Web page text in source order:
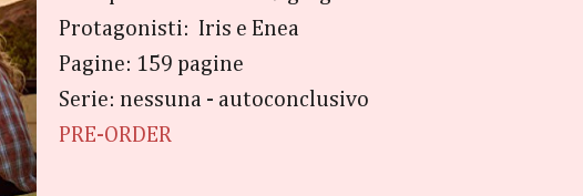
Protagonisti: Iris e Enea
Pagine: 159 pagine
Serie: nessuna - autoconclusivo
PRE-ORDER